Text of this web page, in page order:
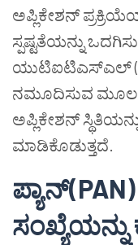
ಅಪ್ಲಿಕೇಶನ್
ಸ್ಪಷ್ಟತೆಯನ್ನು
ಯುಟಿಐಟಿಎಸ್‌ಎಲ್‌
ನಮೂದಿಸುವ ಮೂಲಕ
ಅಪ್ಲಿಕೇಶನ್
ಮಾಡಿಕೊಡುತ್ತದೆ.
ಪ್ಯಾನ್(PAN)
ಸಂಖ್ಯೆಯನ್ನು